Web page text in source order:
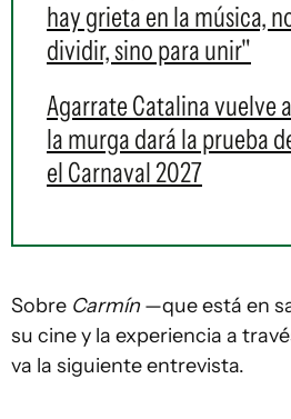
hay grieta en la música,
dividir, sino para unir"
Agarrate Catalina vuelve
la murga dará la prueba
el Carnaval 2027
Sobre Carmín—que está en
su cine y la experiencia a
va la siguiente entrevista.